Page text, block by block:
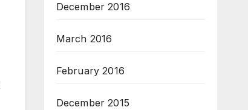
December 2016
March 2016
February 2016
December 2015